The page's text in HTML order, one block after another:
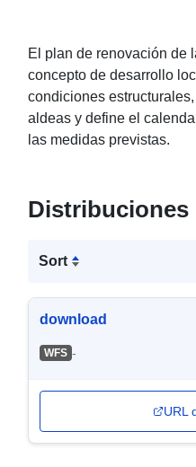
El plan de renovación de
concepto de desarrollo
condiciones
aldeas y define el
las medidas previstas.
Distribuciones
Sort
download
WFS -
URL